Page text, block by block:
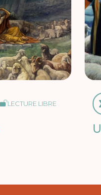
LECTURE LIBRE